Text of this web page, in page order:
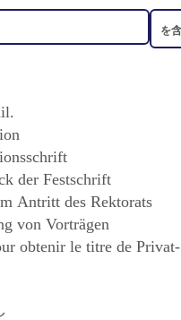
der Festschrift
Antritt des Rektorats
von Vorträgen
obtenir le titre de Privat-